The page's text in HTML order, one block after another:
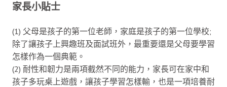
家長小貼士
(1) 父母是孩子的第一位老師，家庭是孩子的第一位學校;
除了讓孩子上興趣班及面試班外，最重要還是父母要學習
怎樣作為一個典範。
(2) 耐性和韌力是兩項截然不同的能力，家長可在家中和
孩子多玩桌上遊戲，讓孩子學習怎樣輸，也是一項培養耐